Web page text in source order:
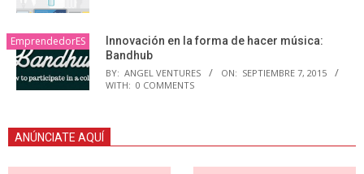
EmprendedorES
Innovación en la forma de hacer música:
Bandhub
BY: ANGEL VENTURES ON: SEPTIEMBRE 7, 2015
WITH: 0 COMMENTS
ANÚNCIATE AQUÍ